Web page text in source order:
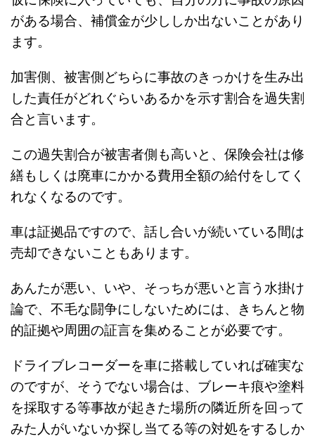
がある場合、補償金が少ししか出ないことがあり
ます。
加害側、被害側どちらに事故のきっかけを生み出
した責任がどれぐらいあるかを示す割合を過失割
合と言います。
この過失割合が被害者側も高いと、保険会社は修
繕もしくは廃車にかかる費用全額の給付をしてく
れなくなるのです。
車は証拠品ですので、話し合いが続いている間は
売却できないこともあります。
あんたが悪い、いや、そっちが悪いと言う水掛け
論で、不毛な闘争にしないためには、きちんと物
的証拠や周囲の証言を集めることが必要です。
ドライブレコーダーを車に搭載していれば確実な
のですが、そうでない場合は、ブレーキ痕や塗料
を採取する等事故が起きた場所の隣近所を回って
みた人がいないか探し当てる等の対処をするしか